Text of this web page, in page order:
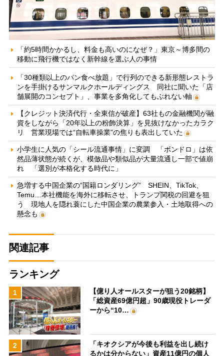
「約5時間かかるし、料金も高いのになぜ？」東京～博多間の
移動に飛行機ではなく新幹線を選ぶ人の事情
「30種類以上のパン食べ放題」で行列のできる新形態レストラ
ンを手掛けるサンマルクホールディングス 同社に聞いた「店
舗展開のコンセプト」、事業を多角化してもぶれない軸
【クレジット決済代行・全東信が破産】63社もの金融機関が融
資をしながら「20年以上の粉飾決算」を見抜けなかったカラク
リ 営業現場では“自転車操業”の焦りも表出していた
小学生に人気の「シール流通事情」に変調 「ボンドロ」は依
然品薄状態が続くが、模倣品や類似品が大量流通し一部で値崩
れ 「選別が本格化する時代に」
急増する中国企業の“国籍ロンダリング” SHEIN、TikTok、
Temu…本社機能を海外に移転させ、トランプ関税の回避を狙
う 現地人を隠れ蓑にした中国企業の農業参入・土地取得への
懸念も
関連記事
ランキング
1
【億り人オールスターが狙う20銘柄】
「総資産69億円超」90歳現役トレーダ
ーから“10…
2
「キオクシアが今後も利益を出し続け
るかは分からない」資産11億円の個人